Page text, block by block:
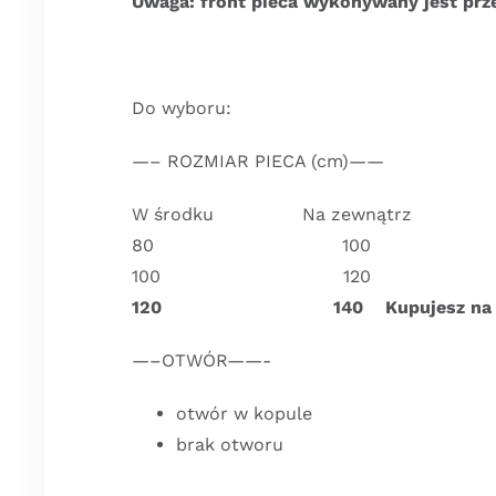
Do wyboru:
—– ROZMIAR PIECA (cm)——
W środku Na zewnątrz
80 100
100 120
120 140 Kupujesz na tej
—–OTWÓR——-
otwór w kopule
brak otworu